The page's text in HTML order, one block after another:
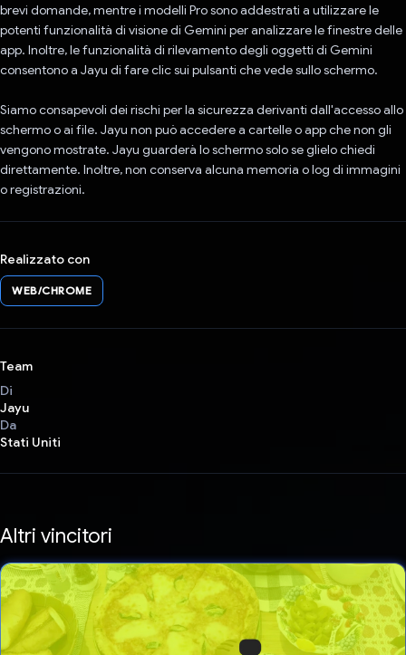
brevi domande, mentre i modelli Pro sono addestrati a utilizzare le
potenti funzionalità di visione di Gemini per analizzare le finestre delle
app. Inoltre, le funzionalità di rilevamento degli oggetti di Gemini
consentono a Jayu di fare clic sui pulsanti che vede sullo schermo.
Siamo consapevoli dei rischi per la sicurezza derivanti dall'accesso allo
schermo o ai file. Jayu non può accedere a cartelle o app che non gli
vengono mostrate. Jayu guarderà lo schermo solo se glielo chiedi
direttamente. Inoltre, non conserva alcuna memoria o log di immagini
o registrazioni.
Realizzato con
WEB/CHROME
Team
Di
Jayu
Da
Stati Uniti
Altri vincitori